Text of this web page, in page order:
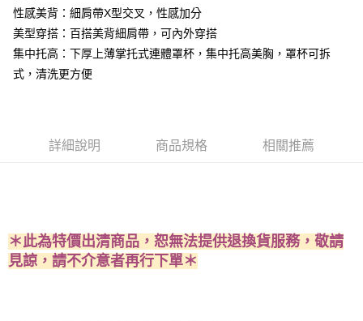
２．訂單成立數日內，您將收到繳費通知簡訊。
３．收到繳費通知簡訊後14天內，點擊此簡訊中的連結，可透過四大超商／
ATM／網路銀行／等多元方式進行付款，方視為交易完成。
※ 請注意：結帳手續完成當下不需立刻繳費，但若您需要取消訂單，請聯絡
後付繳納相關費用。
【注意事項】
３．未成年的使用者請事先徵得法定代理人或監護人之同意方可使用
「AFTEE先享後付」，若未經同意申辦者引起之損失，本公司不負相關責
任。
每筆NT$60，滿NT$490(含以上)免運費
7-11取貨付款
性感美背：細肩帶X型交叉，性感加分
美型穿搭：百搭美背細肩帶，可內外穿搭
集中托高：下厚上薄掌托式連體罩杯，集中托高美胸，罩杯可拆
式，清洗更方便
詳細說明 商品規格 相關推薦
＊此為特價出清商品，恕無法提供退換貨服務，敬請
見諒，請不介意者再行下單＊